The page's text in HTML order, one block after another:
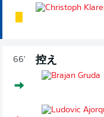
66' 控え